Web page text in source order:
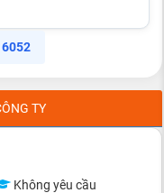
TY
Không yêu cầu